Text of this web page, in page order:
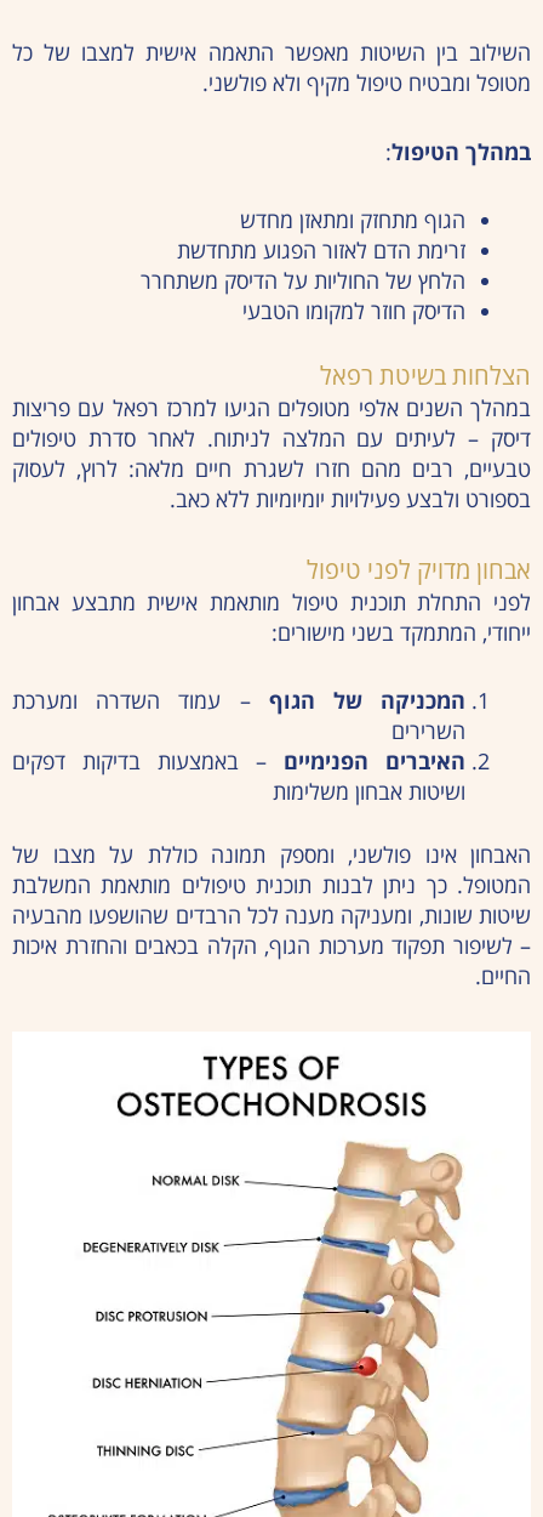
השילוב בין השיטות מאפשר התאמה אישית למצבו של כל
מטופל ומבטיח טיפול מקיף ולא פולשני.
במהלך הטיפול:
הגוף מתחזק ומתאזן מחדש
זרימת הדם לאזור הפגוע מתחדשת
הלחץ של החוליות על הדיסק משתחרר
הדיסק חוזר למקומו הטבעי
הצלחות בשיטת רפאל
במהלך השנים אלפי מטופלים הגיעו למרכז רפאל עם פריצות
דיסק – לעיתים עם המלצה לניתוח. לאחר סדרת טיפולים
טבעיים, רבים מהם חזרו לשגרת חיים מלאה: לרוץ, לעסוק
בספורט ולבצע פעילויות יומיומיות ללא כאב.
אבחון מדויק לפני טיפול
לפני התחלת תוכנית טיפול מותאמת אישית מתבצע אבחון
ייחודי, המתמקד בשני מישורים:
המכניקה של הגוף – עמוד השדרה ומערכת
השרירים
האיברים הפנימיים – באמצעות בדיקות דפקים
ושיטות אבחון משלימות
האבחון אינו פולשני, ומספק תמונה כוללת על מצבו של
המטופל. כך ניתן לבנות תוכנית טיפולים מותאמת המשלבת
שיטות שונות, ומעניקה מענה לכל הרבדים שהושפעו מהבעיה
– לשיפור תפקוד מערכות הגוף, הקלה בכאבים והחזרת איכות
החיים.